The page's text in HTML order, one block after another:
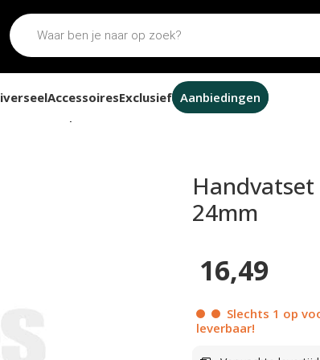
AccessoiresExclusief Aanbiedingen
ProGrip 862 zwart / chroom 22mm / 24mm
24mm
16,49
Slechts 1 op
leverbaar!